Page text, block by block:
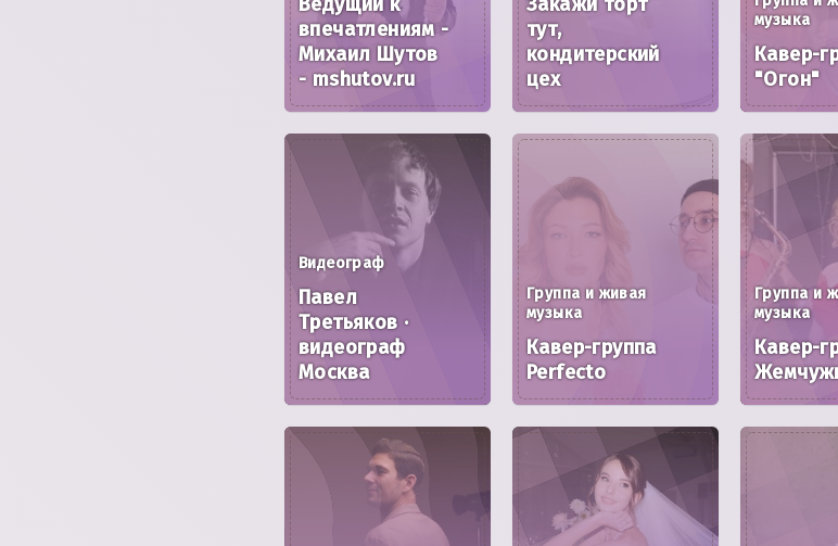
впечатлениям -
Михаил Шутов
- mshutov.ru
тут,
кондитерский
цех
музыка
Кавер-
"Огон"
Видеограф
Павел
Третьяков ·
видеограф
Москва
Группа и живая
музыка
Кавер-группа
Perfecto
Группа и
музыка
Кавер-